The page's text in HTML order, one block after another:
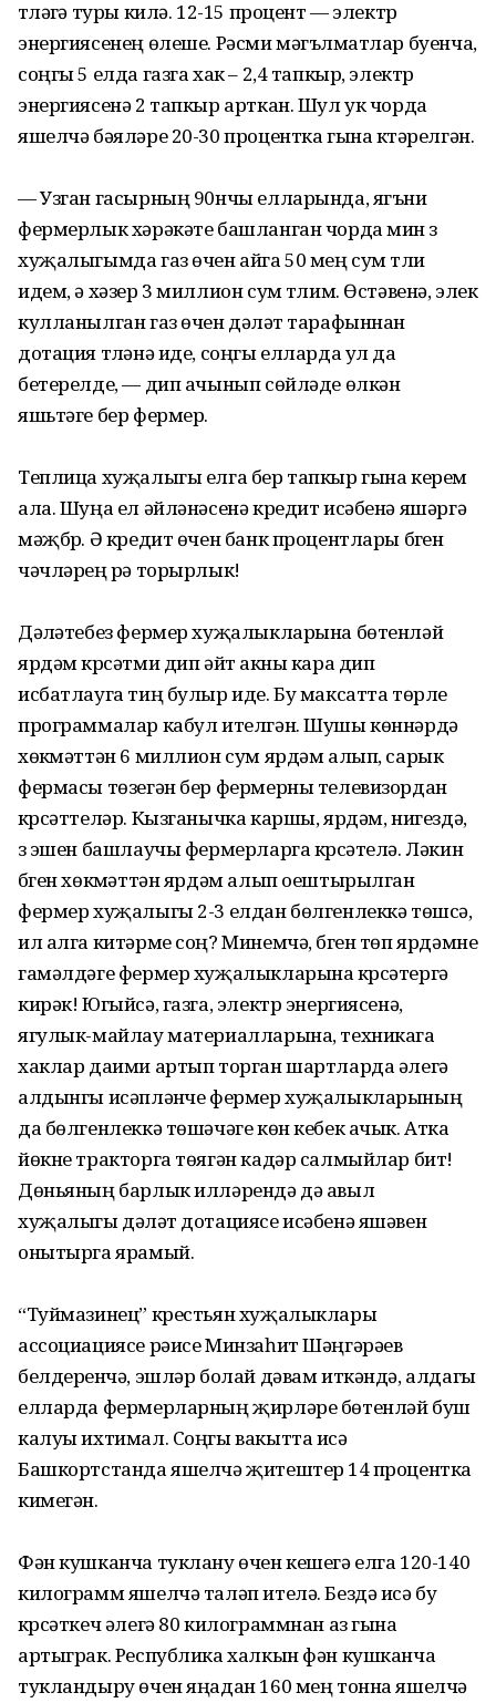
түләүгә туры килә. 12-15 процент — электр
энергиясенең өлеше. Рәсми мәгълүматлар буенча,
соңгы 5 елда газга хак – 2,4 тапкыр, электр
энергиясенә 2 тапкыр арткан. Шул ук чорда
яшелчә бәяләре 20-30 процентка гына күтәрелгән.
— Узган гасырның 90нчы елларында, ягъни
фермерлык хәрәкәте башланган чорда мин үз
хуҗа­лы­гымда газ өчен айга 50 мең сум түли
идем, ә хәзер 3 миллион сум түлим. Өстәвенә, элек
кулланылган газ өчен дәүләт тарафыннан
дотация түләнә иде, соңгы елларда ул да
бетерелде, — дип ачынып сөйләде өлкән
яшьтәге бер фермер.
Теплица хуҗалыгы елга бер тапкыр гына керем
ала. Шуңа ел әйләнәсенә кредит исәбенә яшәргә
мәҗбүр. Ә кредит өчен банк процентлары бүген
чәчләрең үрә торырлык!
Дәүләтебез фермер хуҗалык­ларына бөтенләй
ярдәм күрсәтми дип әйтү акны кара дип
исбатлауга тиң булыр иде. Бу максатта төрле
программалар кабул ителгән. Шушы көннәрдә
хөкүмәттән 6 миллион сум ярдәм алып, сарык
фермасы төзегән бер фермерны телевизордан
күрсәт­теләр. Кызганычка каршы, ярдәм, нигездә,
үз эшен башлаучы фермер­лар­га күрсәтелә. Ләкин
бүген хөкүмәт­тән ярдәм алып оештырылган
фермер хуҗалыгы 2-3 елдан бөлгенлеккә төшсә,
ил алга китәрме соң? Минемчә, бүген төп ярдәмне
гамәлдәге фермер хуҗалыкларына күрсәтергә
кирәк! Югыйсә, газга, электр энергиясенә,
ягулык-майлау материалларына, техникага
хаклар даими артып торган шартларда әлегә
алдынгы исәпләнүче фермер хуҗалыкларының
да бөлген­леккә төшәчәге көн кебек ачык. Атка
йөкне тракторга төягән кадәр салмый­лар бит!
Дөньяның барлык илләрендә дә авыл
хуҗалыгы дәүләт дотациясе исәбенә яшәвен
онытырга ярамый.
“Туймазинец” крестьян хуҗалык­лары
ассоциациясе рәисе Минзаһит Шәңгәрәев
белдерүенчә, эшләр болай дәвам иткәндә, алдагы
елларда фер­мерларның җирләре бөтенләй буш
калуы ихтимал. Соңгы вакытта исә
Башкортстанда яшелчә җитештерү 14 процентка
кимегән.
Фән кушканча туклану өчен кешегә елга 120-140
килограмм яшелчә таләп ителә. Бездә исә бу
күрсәткеч әлегә 80 килограммнан аз гына
артыграк. Республика халкын фән кушканча
тукландыру өчен яңадан 160 мең тонна яшелчә